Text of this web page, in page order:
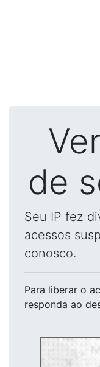
de
Seu IP fez
acessos
conosco.
Para liberar o
responda ao